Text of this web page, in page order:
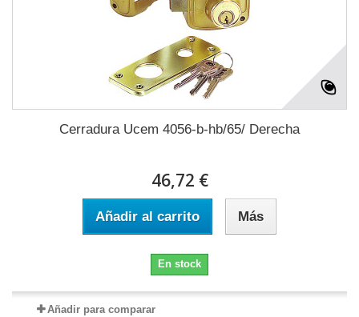
Cerradura Ucem 4056-b-hb/65/ Derecha
46,72 €
Añadir al carrito Más
En stock
Añadir para comparar